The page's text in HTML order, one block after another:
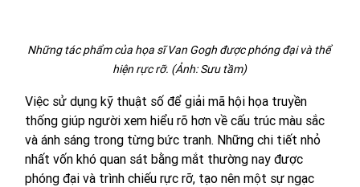
Những tác phẩm của họa sĩ Van Gogh được phóng đại và thể
hiện rực rỡ. (Ảnh: Sưu tầm)
Việc sử dụng kỹ thuật số để giải mã hội họa truyền
thống giúp người xem hiểu rõ hơn về cấu trúc màu sắc
và ánh sáng trong từng bức tranh. Những chi tiết nhỏ
nhất vốn khó quan sát bằng mắt thường nay được
phóng đại và trình chiếu rực rỡ, tạo nên một sự ngạc